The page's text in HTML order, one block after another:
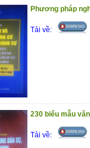
Phương pháp
Tải về:
230 biểu mẫu
Tải về: